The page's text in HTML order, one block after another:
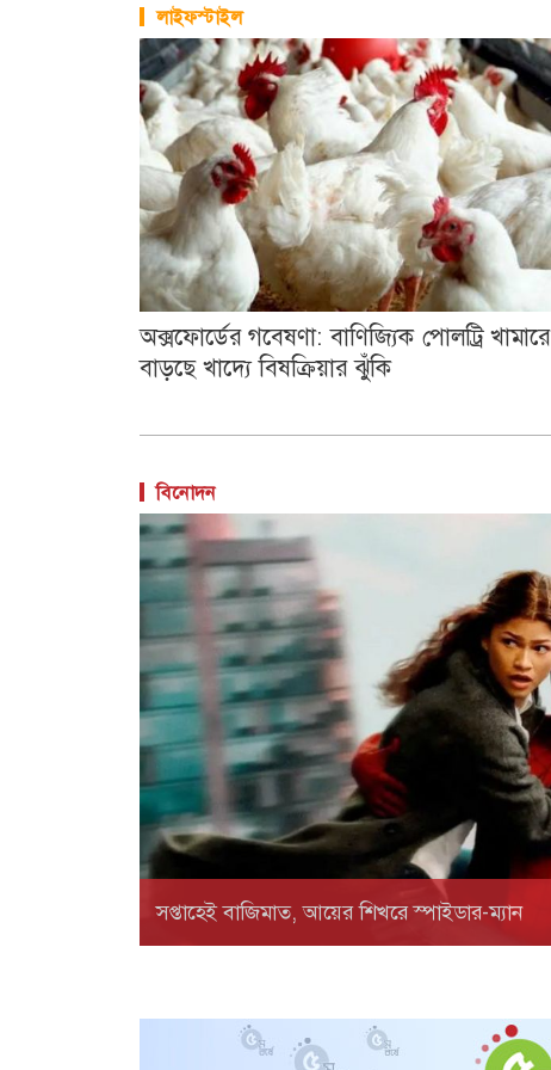
লাইফস্টাইল
অক্সফোর্ডের গবেষণা: বাণিজ্যিক পোলট্রি খামারে
বাড়ছে খাদ্যে বিষক্রিয়ার ঝুঁকি
বিনোদন
সপ্তাহেই বাজিমাত, আয়ের শিখরে স্পাইডার-ম্যান